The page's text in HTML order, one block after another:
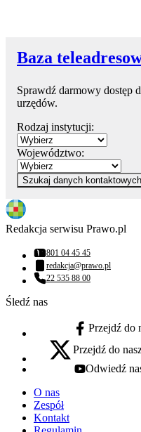
Baza
Sprawdź darmowy dostęp
urzędów.
Rodzaj instytucji:
Województwo:
Szukaj danych kontaktowych
Redakcja serwisu Prawo.pl
Numer telefonu:
801 04 45 45
Adres email:
redakcja@prawo.pl
Numer telefonu:
22 535 88 00
Śledź nas
facebook - otwiera
Przejdź do
x - otwiera się w nowej
Przejdź do
youtube - otwiera
Odwiedź
O nas
Zespół
Kontakt